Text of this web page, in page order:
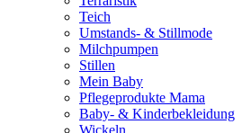
Teich
Umstands- & Stillmode
Milchpumpen
Stillen
Mein Baby
Pflegeprodukte Mama
Baby- & Kinderbekleidung
Wickeln